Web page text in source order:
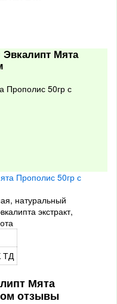
Эвкалипт Мята
Прополис 50гр с
натуральный
экстракт,
ТД
Мята
отзывы